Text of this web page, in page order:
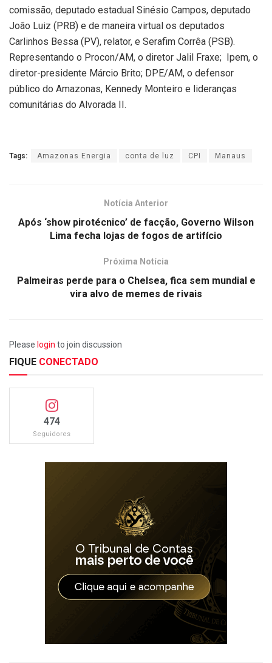
comissão, deputado estadual Sinésio Campos, deputado
João Luiz (PRB) e de maneira virtual os deputados
Carlinhos Bessa (PV), relator, e Serafim Corrêa (PSB).
Representando o Procon/AM, o diretor Jalil Fraxe; Ipem, o
diretor-presidente Márcio Brito; DPE/AM, o defensor
público do Amazonas, Kennedy Monteiro e lideranças
comunitárias do Alvorada II.
Tags: Amazonas Energia conta de luz CPI Manaus
Notícia Anterior
Após ‘show pirotécnico’ de facção, Governo Wilson
Lima fecha lojas de fogos de artifício
Próxima Notícia
Palmeiras perde para o Chelsea, fica sem mundial e
vira alvo de memes de rivais
Please login to join discussion
FIQUE CONECTADO
474
Seguidores